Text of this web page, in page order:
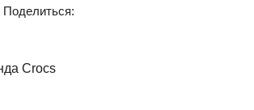
Поделиться: